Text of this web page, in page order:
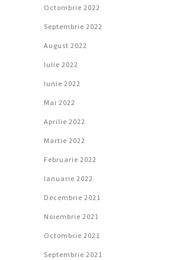
Octombrie 2022
Septembrie 2022
August 2022
Iulie 2022
Iunie 2022
Mai 2022
Aprilie 2022
Martie 2022
Februarie 2022
Ianuarie 2022
Decembrie 2021
Noiembrie 2021
Octombrie 2021
Septembrie 2021